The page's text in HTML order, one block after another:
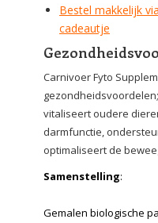
Bestel makkelijk
cadeautje
Carnivoer Fyto
vitaliseert oudere
darmfunctie,
optimaliseert de
Samenstelling:
Gemalen biologische